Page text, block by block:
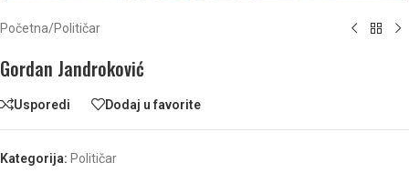
Početna/Političar
Gordan Jandroković
Usporedi Dodaj u favorite
Kategorija: Političar